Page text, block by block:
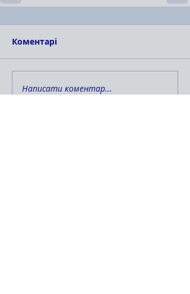
Коментарі
Написати коментар...